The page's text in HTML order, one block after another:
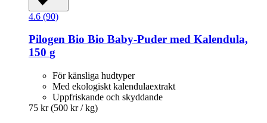
4.6 (90)
Pilogen Bio Bio Baby-​Puder med Kalendula,
150 g
För känsliga hudtyper
Med ekologiskt kalendulaextrakt
Uppfriskande och skyddande
75 kr (500 kr / kg)